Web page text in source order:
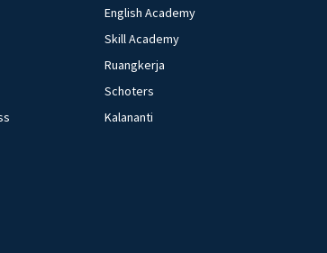
English Academy
Skill Academy
Ruangkerja
Schoters
Kalananti